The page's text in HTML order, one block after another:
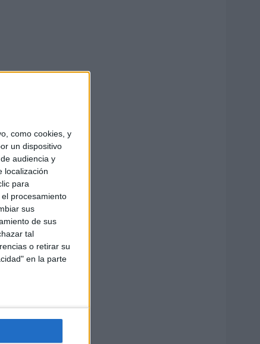
como cookies, y
un dispositivo
audiencia y
localización
para
procesamiento
sus
de sus
tal
o retirar su
en la parte